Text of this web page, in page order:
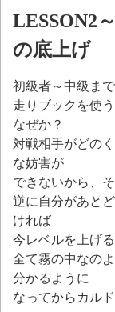
LESSON2
の底上げ
初級者～中級ま
走りブックを使う
なぜか？
対戦相手がどの
な妨害が
できないから、
逆に自分があと
ければ
今レベルを上げ
全て霧の中なの
分かるように
なってからカル